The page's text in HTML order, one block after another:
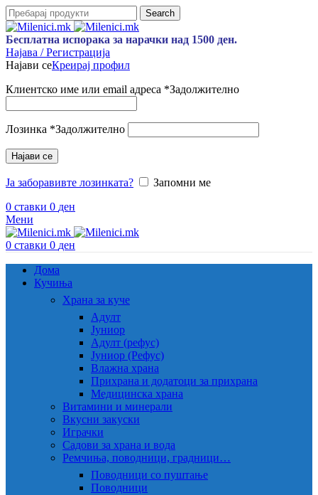
Search
Бесплатна испорака за нарачки над 1500 ден.
Најава / Регистрација
Најави сеКреирај профил
Клиентско име или email адреса *Задолжително
Лозинка *Задолжително
Најави се
Ја заборавивте лозинката?
Запомни ме
0 ставки 0 ден
Мени
0 ставки 0 ден
Дома
Кучиња
Храна за куче
Адулт
Јуниор
Адулт (рефус)
Јуниор (Рефус)
Влажна храна
Прихрана и додатоци за прихрана
Медицинска храна
Витамини и минерали
Вкусни закуски
Играчки
Садови за храна и вода
Ремчиња, поводници, градници…
Поводници со пуштање
Поводници